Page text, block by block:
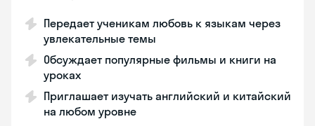
Передает ученикам любовь к языкам через
увлекательные темы
Обсуждает популярные фильмы и книги на
уроках
Приглашает изучать английский и китайский
на любом уровне